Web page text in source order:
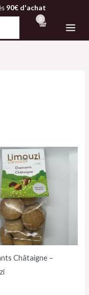
90€ d'achat
Châtaigne –